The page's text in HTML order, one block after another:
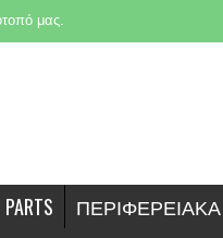
ΠΕΡΙΦΕΡΕΙΑΚΑ
μας.